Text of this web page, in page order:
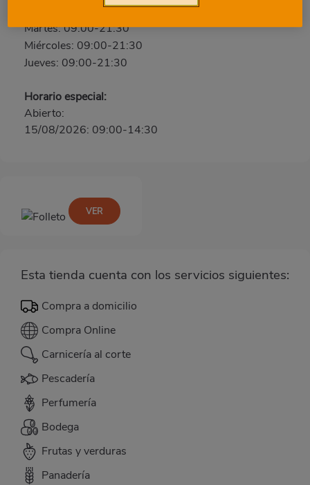
Lunes: 09:00-21:30
Martes: 09:00-21:30
Miércoles: 09:00-21:30
Jueves: 09:00-21:30
Horario especial:
Abierto:
15/08/2026: 09:00-14:30
Esta tienda cuenta con los servicios siguientes:
Compra a domicilio
Compra Online
Carnicería al corte
Pescadería
Perfumería
Bodega
Frutas y verduras
Panadería
VER